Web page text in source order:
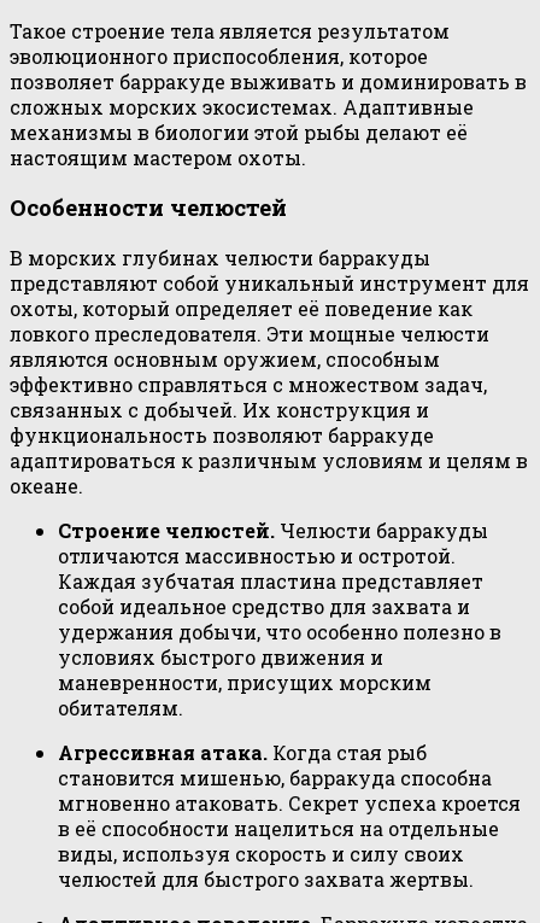
Такое строение тела является результатом
эволюционного приспособления, которое
позволяет барракуде выживать и доминировать в
сложных морских экосистемах. Адаптивные
механизмы в биологии этой рыбы делают её
настоящим мастером охоты.
Особенности челюстей
В морских глубинах челюсти барракуды
представляют собой уникальный инструмент для
охоты, который определяет её поведение как
ловкого преследователя. Эти мощные челюсти
являются основным оружием, способным
эффективно справляться с множеством задач,
связанных с добычей. Их конструкция и
функциональность позволяют барракуде
адаптироваться к различным условиям и целям в
океане.
Строение челюстей. Челюсти барракуды
отличаются массивностью и остротой.
Каждая зубчатая пластина представляет
собой идеальное средство для захвата и
удержания добычи, что особенно полезно в
условиях быстрого движения и
маневренности, присущих морским
обитателям.
Агрессивная атака. Когда стая рыб
становится мишенью, барракуда способна
мгновенно атаковать. Секрет успеха кроется
в её способности нацелиться на отдельные
виды, используя скорость и силу своих
челюстей для быстрого захвата жертвы.